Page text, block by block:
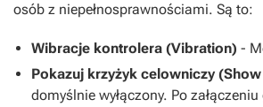
osób z niepełnosprawnościami. Są to:
Wibracje kontrolera (Vibration) -
Pokazuj krzyżyk celowniczy
domyślnie wyłączony. Po